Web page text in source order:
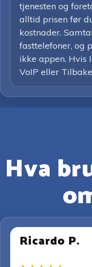
tjenesten og
alltid prisen før
kostnader.
fasttelefoner, og
ikke appen. Hvis
VoIP eller
Hva
Ricardo P.